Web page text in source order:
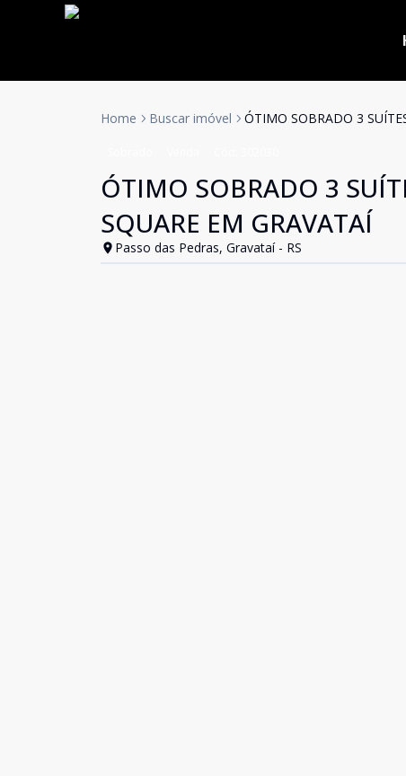
Home Buscar imóvel ÓTIMO SOBRADO 3
ÓTIMO SOBRADO 3
SQUARE EM GRAVATAÍ
Passo das Pedras, Gravataí - RS